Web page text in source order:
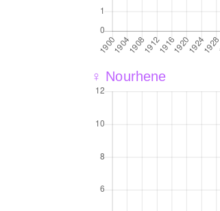
♀ Nourhene